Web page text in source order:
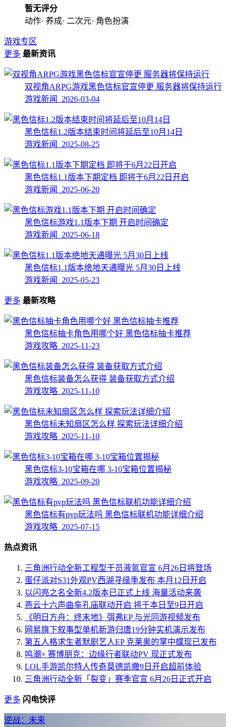
暂无评分
动作· 养成· 二次元· 角色扮演
游戏专区
更多 最新资讯
双视角ARPG游戏黑色信标官宣停更 服务器将保持运行
游戏新闻 2026-03-04
黑色信标1.2版本结束时间将延后至10月14日
游戏新闻 2025-08-25
黑色信标1.1版本下期定档 即将于6月22日开启
游戏新闻 2025-06-20
黑色信标游戏1.1版本下期 开启时间确定
游戏新闻 2025-06-18
黑色信标1.1版本绝地天通曝光 5月30日上线
游戏新闻 2025-05-23
更多 最新攻略
黑色信标抽卡角色用哪个好 黑色信标抽卡推荐
游戏攻略 2025-11-23
黑色信标装备怎么获得 装备获取方式介绍
游戏攻略 2025-11-10
黑色信标未知扇区怎么样 探索玩法详细介绍
游戏攻略 2025-11-10
黑色信标3-10宝箱在哪 3-10宝箱位置揭秘
游戏攻略 2025-09-20
黑色信标有pvp玩法吗 黑色信标联机功能详细介绍
游戏攻略 2025-07-15
热点资讯
三角洲行动全新工程型干员液氮官宣 6月26日将登场
蛋仔派对S31外观PV西湖寻缘季发布 本月12日开启
以闪亮之名全新4.2版本已正式上线 海量活动来袭
燕云十六声曲阜孔庙联动开启 将于本日至9日开启
《明日方舟：终末地》弭弗EP 与光同游视频发布
网易旗下叙事型单机新游归唐19分钟实机演示发布
第五人格求生者默剧艺人EP 克莱奥的掌中蝶现已发布
鸣潮× 赛博朋克：边缘行者联动PV 现正式发布
LOL手游凯尔特人传奇莫德凯撒9日开启超前体验
三角洲行动全新「裂变」赛季官宣 6月26日正式开启
更多 闪电快评
逆战：未来